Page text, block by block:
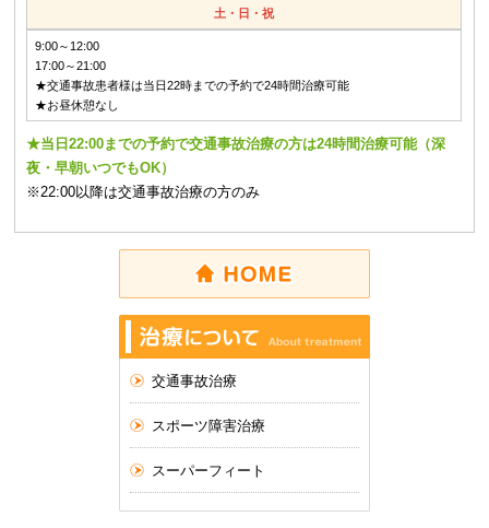
土・日・祝
9:00～12:00
17:00～21:00
★交通事故患者様は当日22時までの予約で24時間治療可能
★お昼休憩なし
★当日22:00までの予約で交通事故治療の方は24時間治療可能（深
夜・早朝いつでもOK）
※22:00以降は交通事故治療の方のみ
交通事故治療
スポーツ障害治療
スーパーフィート